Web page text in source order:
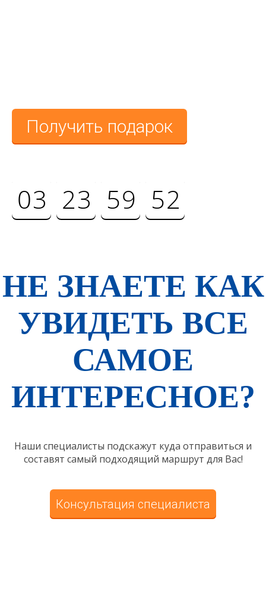
Получить подарок
03 23 59 52
НЕ ЗНАЕТЕ КАК
УВИДЕТЬ ВСЕ
САМОЕ
ИНТЕРЕСНОЕ?
Наши специалисты подскажут куда отправиться и
составят самый подходящий маршрут для Вас!
Консультация специалиста